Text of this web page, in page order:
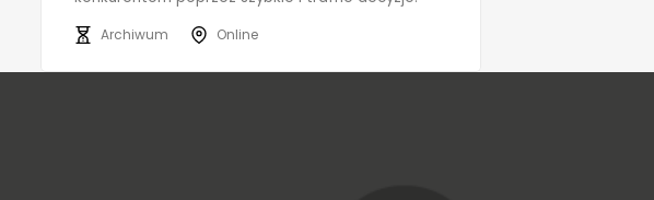
Archiwum Online